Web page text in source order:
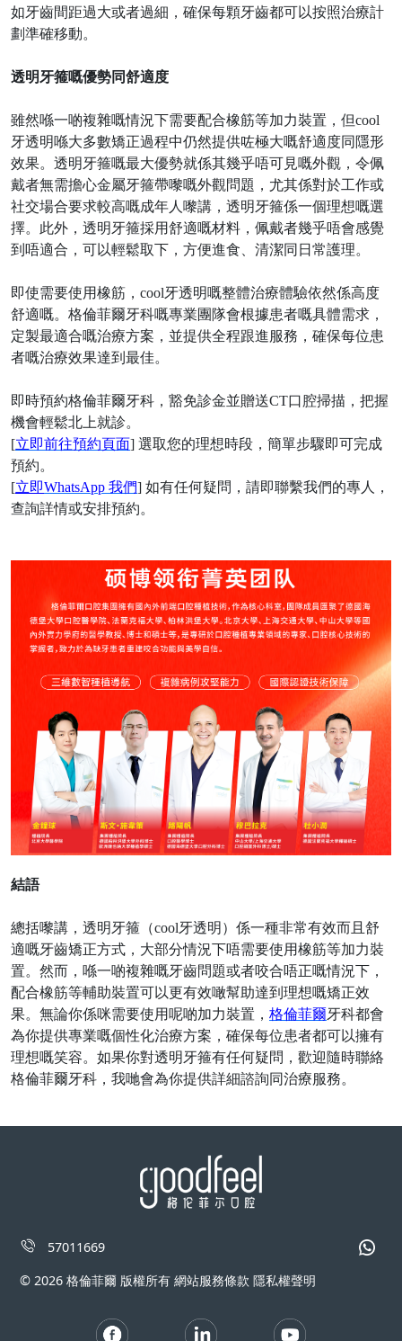
如牙齒間距過大或者過細，確保每顆牙齒都可以按照治療計
劃準確移動。
透明牙箍嘅優勢同舒適度
雖然喺一啲複雜嘅情況下需要配合橡筋等加力裝置，但cool
牙透明喺大多數矯正過程中仍然提供咗極大嘅舒適度同隱形
效果。透明牙箍嘅最大優勢就係其幾乎唔可見嘅外觀，令佩
戴者無需擔心金屬牙箍帶嚟嘅外觀問題，尤其係對於工作或
社交場合要求較高嘅成年人嚟講，透明牙箍係一個理想嘅選
擇。此外，透明牙箍採用舒適嘅材料，佩戴者幾乎唔會感覺
到唔適合，可以輕鬆取下，方便進食、清潔同日常護理。
即使需要使用橡筋， cool牙透明嘅整體治療體驗依然係高度
舒適嘅。格倫菲爾牙科嘅專業團隊會根據患者嘅具體需求，
定製最適合嘅治療方案，並提供全程跟進服務，確保每位患
者嘅治療效果達到最佳。
即時預約格倫菲爾牙科 ，豁免診金並贈送CT口腔掃描，把握
機會輕鬆北上就診。
[立即前往預約頁面] 選取您的理想時段，簡單步驟即可完成
預約。
[立即WhatsApp 我們] 如有任何疑問，請即聯繫我們的專人，
查詢詳情或安排預約。
結語
總括嚟講，透明牙箍（cool牙透明）係一種非常有效而且舒
適嘅牙齒矯正方式，大部分情況下唔需要使用橡筋等加力裝
置。然而，喺一啲複雜嘅牙齒問題或者咬合唔正嘅情況下，
配合橡筋等輔助裝置可以更有效噉幫助達到理想嘅矯正效
果。無論你係咪需要使用呢啲加力裝置， 格倫菲爾牙科都會
為你提供專業嘅個性化治療方案，確保每位患者都可以擁有
理想嘅笑容。如果你對透明牙箍有任何疑問，歡迎隨時聯絡
格倫菲爾牙科，我哋會為你提供詳細諮詢同治療服務。
57011669
© 2026 格倫菲爾 版權所有 網站服務條款 隱私權聲明